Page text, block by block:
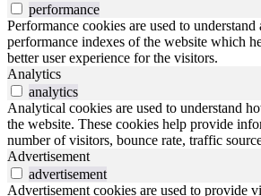
performance
Performance cookies are used to
performance indexes of the website which
better user experience for the visitors.
Analytics
analytics
Analytical cookies are used to understand
the website. These cookies help provide
number of visitors, bounce rate, traffic
Advertisement
advertisement
Advertisement cookies are used to provide